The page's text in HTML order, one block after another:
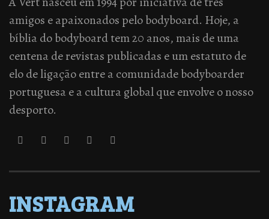
amigos e apaixonados pelo bodyboard. Hoje, a
bíblia do bodyboard tem 20 anos, mais de uma
centena de revistas publicadas e um estatuto de
elo de ligação entre a comunidade bodyboarder
portuguesa e a cultura global que envolve o nosso
desporto.
INSTAGRAM